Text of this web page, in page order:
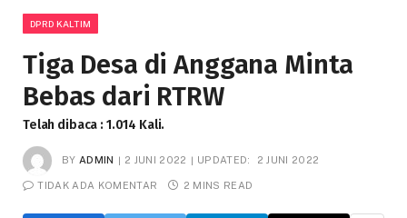
DPRD KALTIM
Tiga Desa di Anggana Minta
Bebas dari RTRW
Telah dibaca : 1.014 Kali.
BY ADMIN 2 JUNI 2022 UPDATED: 2 JUNI 2022
TIDAK ADA KOMENTAR 2 MINS READ